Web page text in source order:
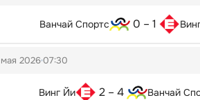
Ванчай Спортс 0 – 1
202607:30
Винг Йи 2 – 4 Ванчай